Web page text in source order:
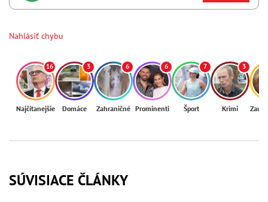
Nahlásiť chybu
16
Najčítanejšie
3
Domáce
6
Zahraničné
6
Prominenti
7
Šport
3
Krimi
SÚVISIACE ČLÁNKY